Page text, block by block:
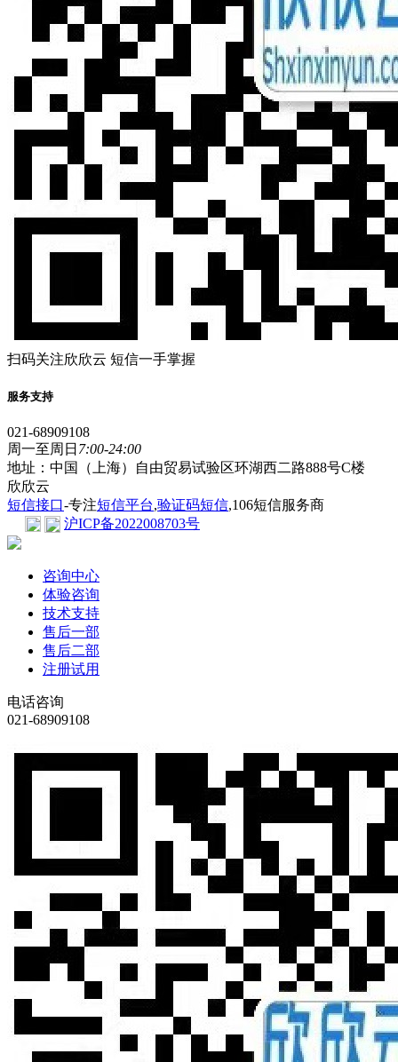
扫码关注欣欣云 短信一手掌握
服务支持
021-68909108
周一至周日 7:00-24:00
地址：中国（上海）自由贸易试验区环湖西二路888号C楼
欣欣云
短信接口-专注短信平台,验证码短信,106短信服务商
沪ICP备2022008703号
咨询中心
体验咨询
技术支持
售后一部
售后二部
注册试用
电话咨询
021-68909108